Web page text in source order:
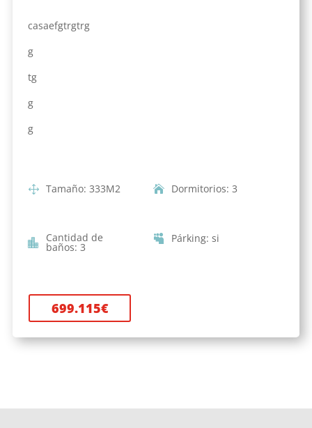
casaefgtrgtrg
g
tg
g
g
Tamaño: 333M2 Dormitorios: 3
Cantidad de
baños: 3
Párking: si
699.115€